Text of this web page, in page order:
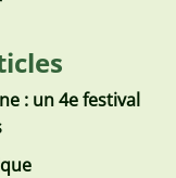
: un 4e festival